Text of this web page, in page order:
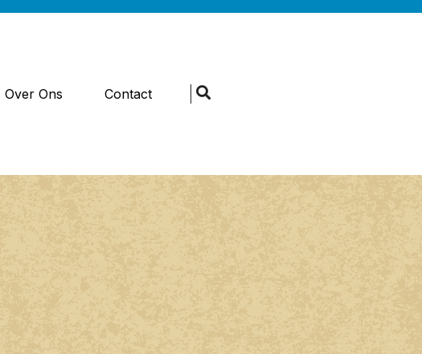
Over Ons Contact